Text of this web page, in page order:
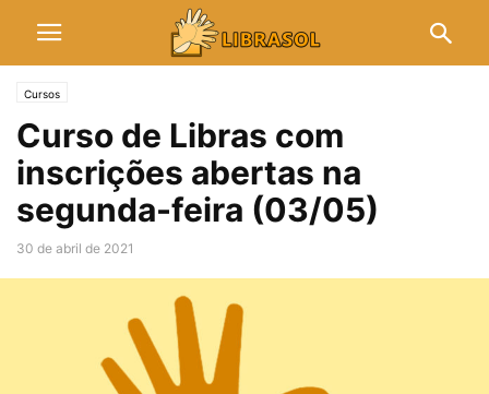
Cursos
Curso de Libras com
inscrições abertas na
segunda-feira (03/05)
30 de abril de 2021